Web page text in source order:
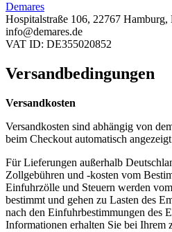
Demares
Hospitalstraße 106, 22767 Hamburg,
info@demares.de
VAT ID: DE355020852
Versandbedingungen
Versandkosten
Versandkosten sind abhängig von
beim Checkout automatisch
Für Lieferungen außerhalb
Zollgebühren und -kosten vom
Einfuhrzölle und Steuern werden
bestimmt und gehen zu Lasten des
nach den Einfuhrbestimmungen des
Informationen erhalten Sie bei Ihrem